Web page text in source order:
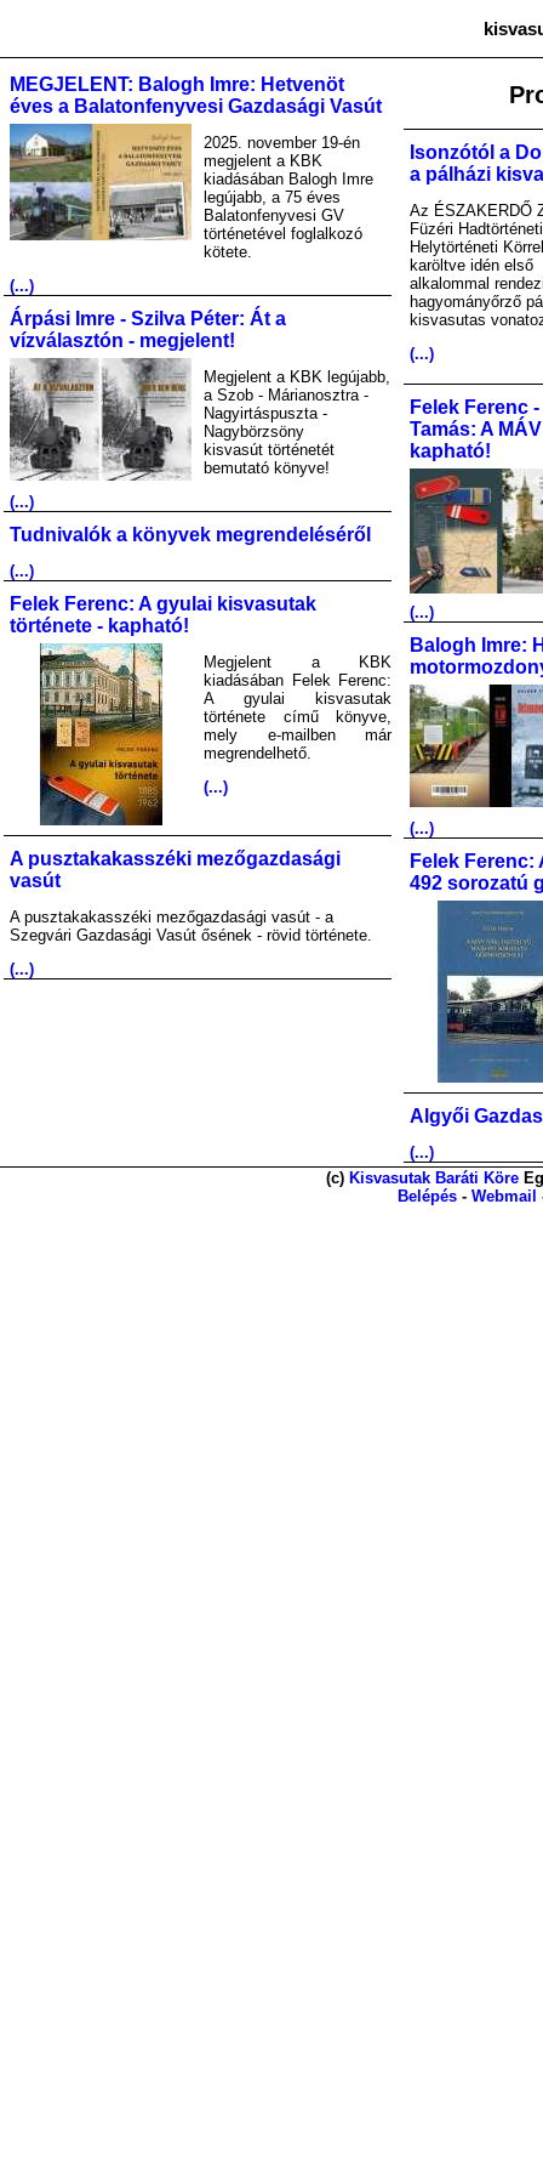
MEGJELENT: Balogh Imre: Hetvenöt
éves a Balatonfenyvesi Gazdasági Vasút
2025. november 19-én
megjelent a KBK
kiadásában Balogh Imre
legújabb, a 75 éves
Balatonfenyvesi GV
történetével foglalkozó
kötete.
(...)
Árpási Imre - Szilva Péter: Át a
vízválasztón - megjelent!
Megjelent a KBK legújabb,
a Szob - Márianosztra -
Nagyirtáspuszta -
Nagybörzsöny
kisvasút történetét
bemutató könyve!
(...)
Tudnivalók a könyvek megrendeléséről
(...)
Felek Ferenc: A gyulai kisvasutak
története - kapható!
Megjelent a KBK
kiadásában Felek Ferenc:
A gyulai kisvasutak
története című könyve,
mely e-mailben már
megrendelhető.
(...)
A pusztakakasszéki mezőgazdasági
vasút
A pusztakakasszéki mezőgazdasági vasút - a
Szegvári Gazdasági Vasút ősének - rövid története.
(...)
Isonzótól a
a pálházi
Az ÉSZAKERDŐ
Füzéri
Helytörténeti Körrel
karöltve idén első
alkalommal
hagyományőrző
kisvasutas
(...)
Felek Ferenc
Tamás: A
kapható!
(...)
Balogh Imre:
(...)
Felek Ferenc:
492 sorozatú
Algyői
(...)
(c) Kisvasutak Baráti Köre
Belépés - Webmail